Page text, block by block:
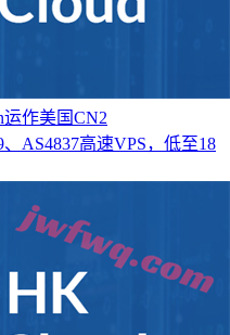
运作美国CN2
AS4837高速VPS，低至18